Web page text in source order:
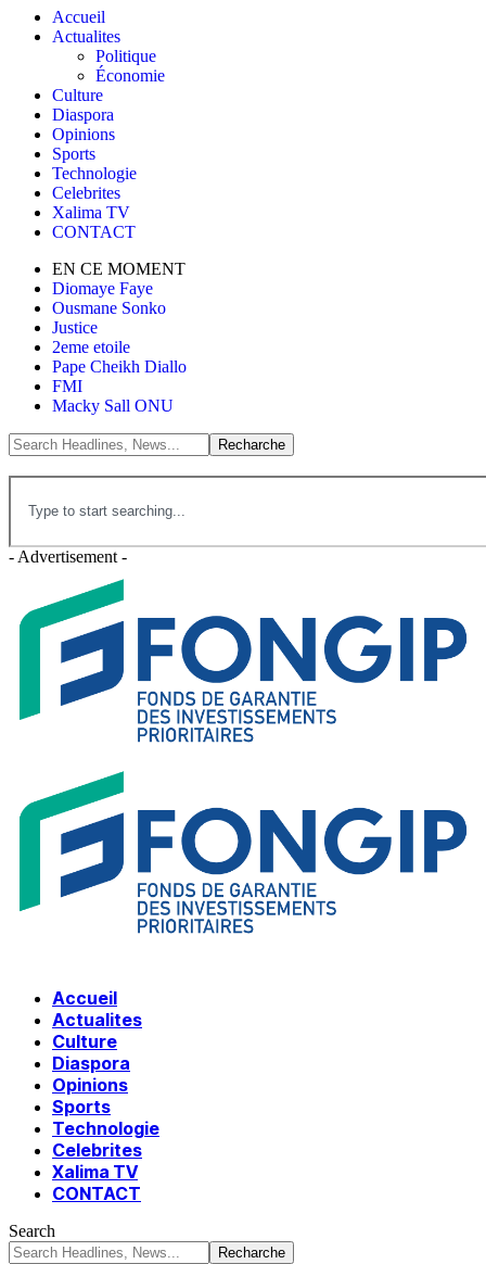
Accueil
Actualites
Politique
Économie
Culture
Diaspora
Opinions
Sports
Technologie
Celebrites
Xalima TV
CONTACT
EN CE MOMENT
Diomaye Faye
Ousmane Sonko
Justice
2eme etoile
Pape Cheikh Diallo
FMI
Macky Sall ONU
- Advertisement -
Accueil
Actualites
Culture
Diaspora
Opinions
Sports
Technologie
Celebrites
Xalima TV
CONTACT
Search